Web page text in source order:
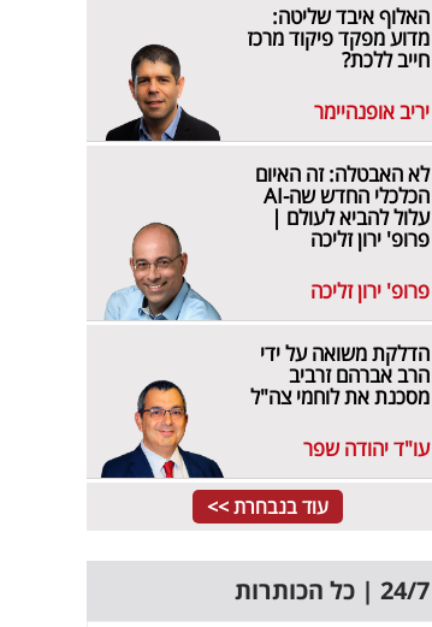
האלוף איבד שליטה:
מדוע מפקד פיקוד מרכז
חייב ללכת?
יריב אופנהיימר
לא האבטלה: זה האיום
הכלכלי החדש שה-AI
עלול להביא לעולם |
פרופ' ירון זליכה
פרופ' ירון זליכה
הדלקת משואה על ידי
הרב אברהם זרביב
מסכנת את לוחמי צה"ל
עו"ד יהודה שפר
עוד בנבחרת >>
24/7 | כל הכותרות